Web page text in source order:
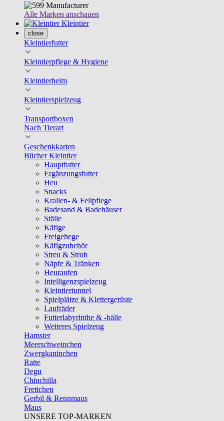
Alle Marken anschauen
Kleintier
close
Kleintierfutter
Kleintierpflege & Hygiene
Kleintierheim
Kleintierspielzeug
Transportboxen
Nach Tierart
Geschenkkarten
Bücher Kleintier
Hauptfutter
Ergänzungsfutter
Heu
Snacks
Krallen- & Fellpflege
Badesand & Badehäuser
Ställe
Käfige
Freigehege
Käfigzubehör
Streu & Stroh
Näpfe & Tränken
Heuraufen
Intelligenzspielzeug
Kleintiertunnel
Spielplätze & Klettergerüste
Laufräder
Futterlabyrinthe & -bälle
Weiteres Spielzeug
Hamster
Meerschweinchen
Zwergkaninchen
Ratte
Degu
Chinchilla
Frettchen
Gerbil & Rennmaus
Maus
UNSERE TOP-MARKEN